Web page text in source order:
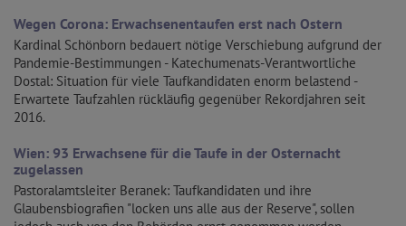
Wegen Corona: Erwachsenentaufen erst nach Ostern
Kardinal Schönborn bedauert nötige Verschiebung aufgrund der
Pandemie-Bestimmungen - Katechumenats-Verantwortliche
Dostal: Situation für viele Taufkandidaten enorm belastend -
Erwartete Taufzahlen rückläufig gegenüber Rekordjahren seit
2016.
Wien: 93 Erwachsene für die Taufe in der Osternacht
zugelassen
Pastoralamtsleiter Beranek: Taufkandidaten und ihre
Glaubensbiografien "locken uns alle aus der Reserve", sollen